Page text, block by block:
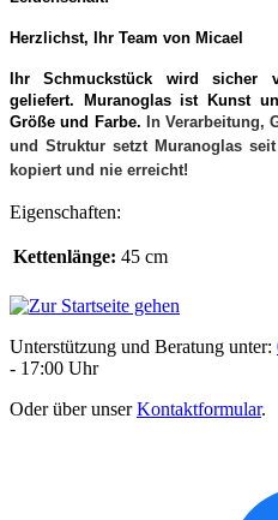
Herzlichst, Ihr Team von Micael
Ihr Schmuckstück wird sicher
geliefert. Muranoglas ist Kunst
Größe und Farbe. In Verarbeitung,
und Struktur setzt Muranoglas
kopiert und nie erreicht!
Eigenschaften:
Kettenlänge: 45 cm
Unterstützung und Beratung unter:
- 17:00 Uhr
Oder über unserKontaktformular.